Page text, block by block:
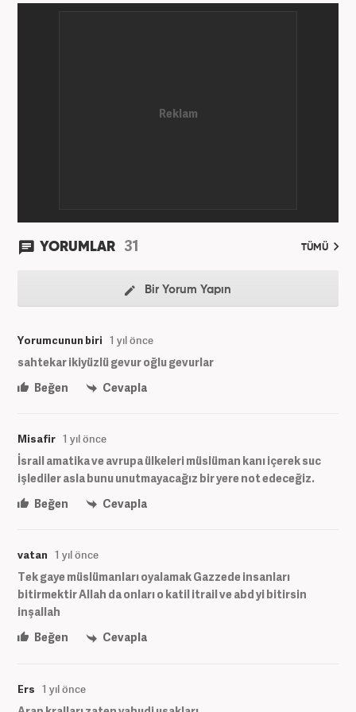
YORUMLAR 31 TÜMÜ
Bir Yorum Yapın
Yorumcunun biri 1 yıl önce
sahtekar ikiyüzlü gevur oğlu gevurlar
Beğen
Cevapla
Misafir 1 yıl önce
İsrail amatika ve avrupa ülkeleri müslüman kanı içerek suc
işlediler asla bunu unutmayacağız bir yere not edeceğiz.
Beğen
Cevapla
vatan 1 yıl önce
Tek gaye müslümanları oyalamak Gazzede insanları
bitirmektir Allah da onları o katil itrail ve abd yi bitirsin
inşallah
Beğen
Cevapla
Ers 1 yıl önce